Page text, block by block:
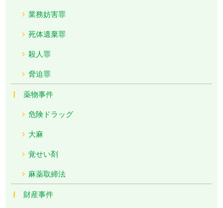
業務妨害罪
死体遺棄罪
殺人罪
脅迫罪
薬物事件
危険ドラッグ
大麻
覚せい剤
麻薬取締法
財産事件